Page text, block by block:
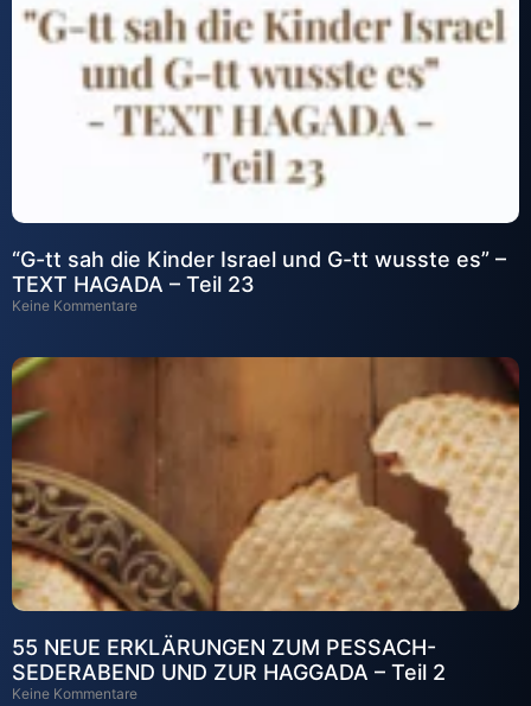
“G-tt sah die Kinder Israel und G-tt wusste es” –
TEXT HAGADA – Teil 23
Keine Kommentare
55 NEUE ERKLÄRUNGEN ZUM PESSACH-
SEDERABEND UND ZUR HAGGADA – Teil 2
Keine Kommentare